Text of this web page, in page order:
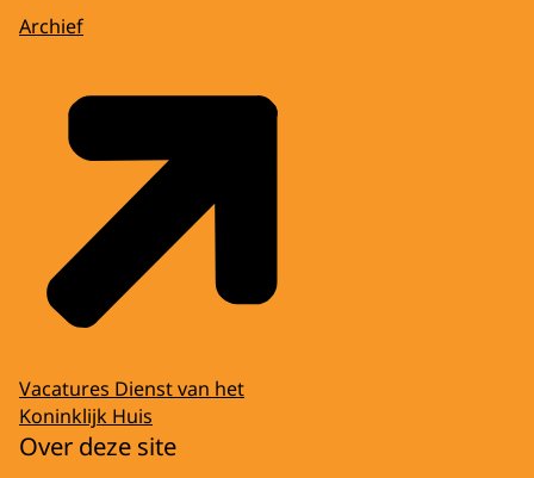
Archief
Vacatures Dienst van het
Koninklijk Huis
Over deze site